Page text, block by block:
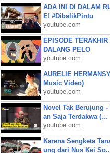
ADA INI DI DALAM
E! #DibalikPintu
youtube.com
EPISODE
DALANG PELO
youtube.com
AURELIE
Music Video)
youtube.com
Novel Tak Berujung
an Saja Terdakwa (...
youtube.com
Karena Sengketa
ung dari Nus Kei